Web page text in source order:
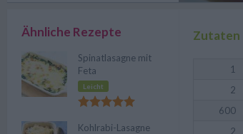
Zutaten
1
2
600
2
Ähnliche Rezepte
Spinatlasagne mit
Feta
Leicht
Kohlrabi-Lasagne